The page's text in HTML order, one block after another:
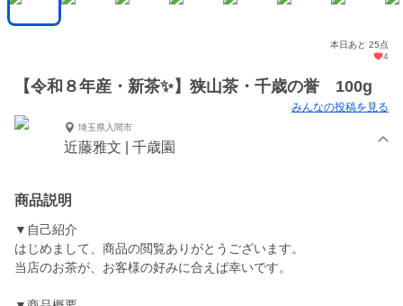
本日あと 25点
4
【令和８年産・新茶✨】狭山茶・千歳の誉 100g
みんなの投稿を見る
埼玉県入間市
近藤雅文 | 千歳園
商品説明
▼自己紹介
はじめまして、商品の閲覧ありがとうございます。
当店のお茶が、お客様の好みに合えば幸いです。